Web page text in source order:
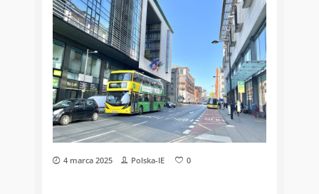
4 marca 2025 Polska-IE 0